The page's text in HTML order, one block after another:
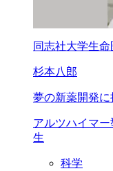
同志社大学生
杉本八郎
夢の新薬開発に
アルツハイマ
生
科学